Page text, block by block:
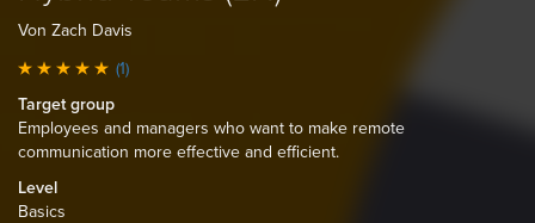
Von Zach Davis
(1)
Target group
Employees and managers who want to make remote
communication more effective and efficient.
Level
Basics